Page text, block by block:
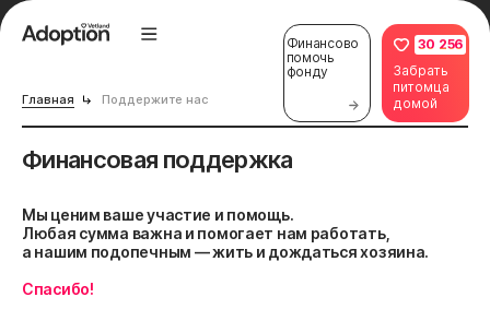
Финансово
помочь
фонду
30 256
Забрать
питомца
домой
Главная Поддержите нас
Финансовая поддержка
Мы ценим ваше участие и помощь.
Любая сумма важна и помогает нам работать,
а нашим подопечным — жить и дождаться хозяина.
Спасибо!